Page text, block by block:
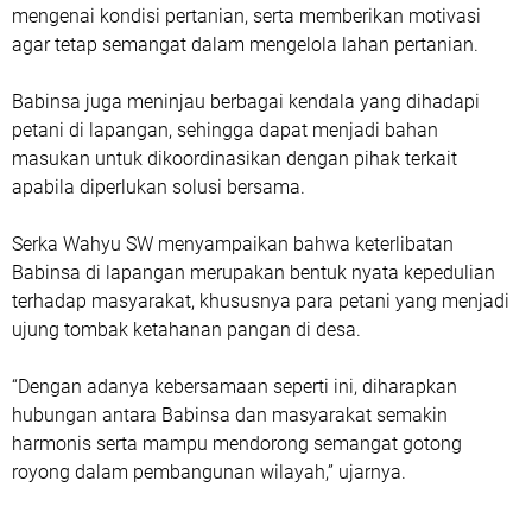
mengenai kondisi pertanian, serta memberikan motivasi
agar tetap semangat dalam mengelola lahan pertanian.
Babinsa juga meninjau berbagai kendala yang dihadapi
petani di lapangan, sehingga dapat menjadi bahan
masukan untuk dikoordinasikan dengan pihak terkait
apabila diperlukan solusi bersama.
Serka Wahyu SW menyampaikan bahwa keterlibatan
Babinsa di lapangan merupakan bentuk nyata kepedulian
terhadap masyarakat, khususnya para petani yang menjadi
ujung tombak ketahanan pangan di desa.
“Dengan adanya kebersamaan seperti ini, diharapkan
hubungan antara Babinsa dan masyarakat semakin
harmonis serta mampu mendorong semangat gotong
royong dalam pembangunan wilayah,” ujarnya.